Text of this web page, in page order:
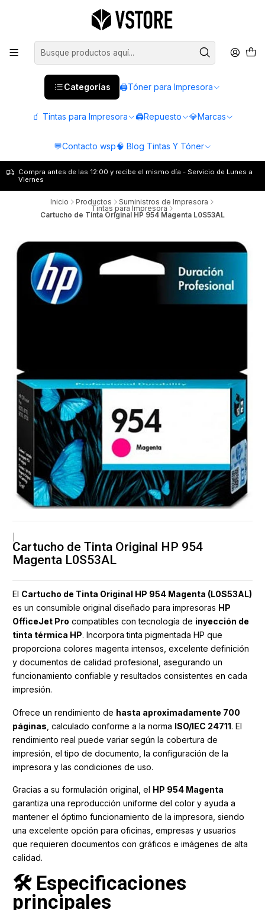
Categorías 🖨️Tóner para Impresora
🧃 Tintas para Impresora 🖨️Repuesto 💎Marcas
💬Contacto wsp🧠 Blog Tintas Y Tóner
Compra antes de las 12:00 y recibe el mismo día - Servicio de Lunes a
Viernes
Inicio Productos Suministros de Impresora
Tintas para Impresora
Cartucho de Tinta Original HP 954 Magenta L0S53AL
Cartucho de Tinta Original HP 954
Magenta L0S53AL
El Cartucho de Tinta Original HP 954 Magenta (L0S53AL)
es un consumible original diseñado para impresoras HP
OfficeJet Pro compatibles con tecnología de inyección de
tinta térmica HP. Incorpora tinta pigmentada HP que
proporciona colores magenta intensos, excelente definición
y documentos de calidad profesional, asegurando un
funcionamiento confiable y resultados consistentes en cada
impresión.
Ofrece un rendimiento de hasta aproximadamente 700
páginas , calculado conforme a la norma ISO/IEC 24711. El
rendimiento real puede variar según la cobertura de
impresión, el tipo de documento, la configuración de la
impresora y las condiciones de uso.
Gracias a su formulación original, el
HP 954 Magenta
garantiza una reproducción uniforme del color y ayuda a
mantener el óptimo funcionamiento de la impresora, siendo
una excelente opción para oficinas, empresas y usuarios
que requieren documentos con gráficos e imágenes de alta
calidad.
🛠️ Especificaciones
principales